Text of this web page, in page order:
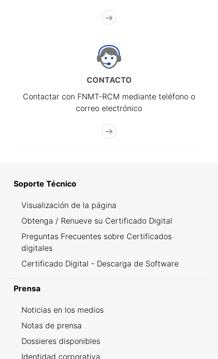
CONTACTO
Contactar con FNMT-RCM mediante teléfono o
correo electrónico
Soporte Técnico
Visualización de la página
Obtenga / Renueve su Certificado Digital
Preguntas Frecuentes sobre Certificados
digitales
Certificado Digital - Descarga de Software
Prensa
Noticias en los medios
Notas de prensa
Dossieres disponibles
Identidad corporativa